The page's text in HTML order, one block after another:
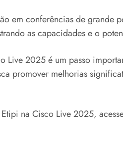
em conferências de grande
as capacidades e o
Live 2025 é um passo
promover melhorias
na Cisco Live 2025,